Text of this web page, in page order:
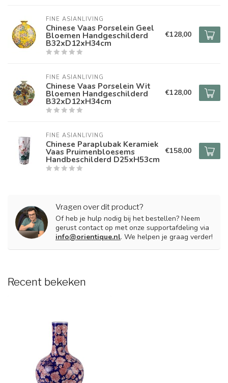
FINE ASIANLIVING
Chinese Vaas Porselein Geel
Bloemen Handgeschilderd
B32xD12xH34cm
€128,00
FINE ASIANLIVING
Chinese Vaas Porselein Wit
Bloemen Handgeschilderd
B32xD12xH34cm
€128,00
FINE ASIANLIVING
Chinese Paraplubak Keramiek
Vaas Pruimenbloesems
Handbeschilderd D25xH53cm
€158,00
Vragen over dit product?
Of heb je hulp nodig bij het bestellen? Neem
gerust contact op met onze supportafdeling via
info@orientique.nl. We helpen je graag verder!
Recent bekeken